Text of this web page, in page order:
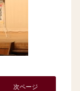
次ページ